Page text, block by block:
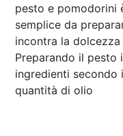
pesto e pomodorini
semplice da
incontra la
Preparando il pesto
ingredienti
quantità di olio